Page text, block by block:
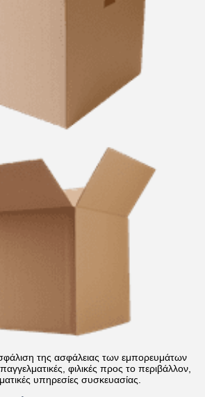
της ασφάλειας των εμπορευμάτων
φιλικές προς το περιβάλλον,
υπηρεσίες συσκευασίας.